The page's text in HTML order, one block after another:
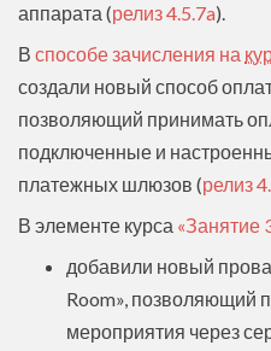
аппарата (релиз 4.5.7a).
В способе зачисления на
создали новый способ
позволяющий принимать
подключенные и
платежных шлюзов (релиз
В элементе курса «Занятие
добавили новый
Room», позволяющий
мероприятия через